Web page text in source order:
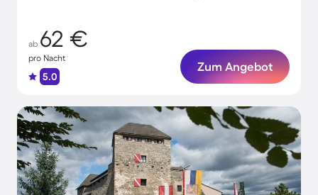
ab 62 €
pro Nacht
5.0
Zum Angebot